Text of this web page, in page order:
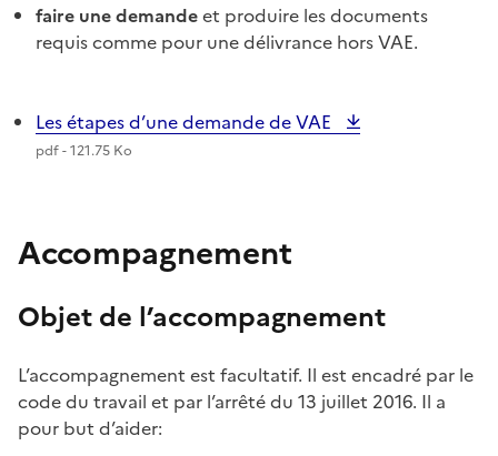
faire une demandeet produire les documents
requis comme pour une délivrance hors VAE.
Les étapes d’une demande de VAE
pdf - 121.75 Ko
Accompagnement
Objet de l’accompagnement
L’accompagnement est facultatif. Il est encadré par le
code du travail et par l’arrêté du 13 juillet 2016. Il a
pour but d’aider: